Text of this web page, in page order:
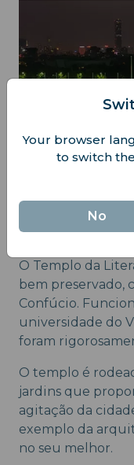
Templo da
O Templo da
bem preservado,
Confúcio.
universidade do
foram
O templo é
jardins que
agitação da
exemplo da
no seu melhor.
Your browser
to switch
No